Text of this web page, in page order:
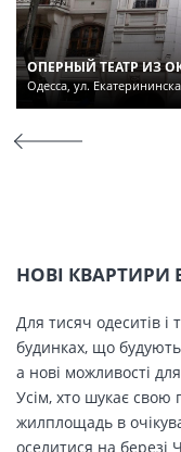
ОПЕРНЫЙ ТЕАТР ИЗ
Одесса, ул.
НОВІ КВАРТИРИ
Для тисяч одеситів
будинках, що
а нові можливості
Усім, хто шукає
жилплощадь в
оселитися на березі